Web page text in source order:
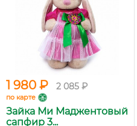
1 980 ₽ 2 085 ₽
по карте
Зайка Ми Маджентовый
сапфир 3...